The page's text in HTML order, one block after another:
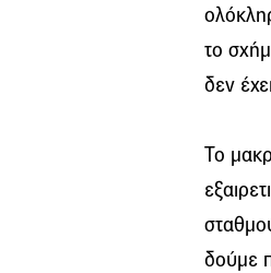
το
δεν
Το
δούμε